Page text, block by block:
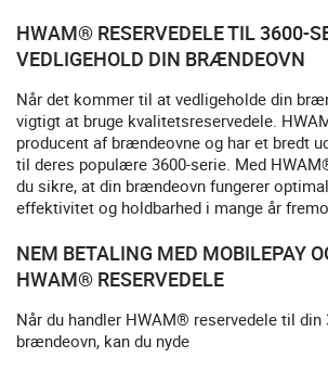
HWAM® RESERVEDELE TIL 3600-
VEDLIGEHOLD DIN BRÆNDEOVN
Når det kommer til at vedligeholde din
vigtigt at bruge kvalitetsreservedele.
producent af brændeovne og har et bredt
til deres populære 3600-serie. Med
du sikre, at din brændeovn fungerer
effektivitet og holdbarhed i mange år
NEM BETALING MED MOBILEPAY
HWAM® RESERVEDELE
Når du handler HWAM® reservedele til din
brændeovn, kan du nyde